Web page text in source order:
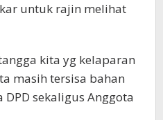
untuk rajin melihat
kita yg kelaparan
masih tersisa bahan
DPD sekaligus Anggota